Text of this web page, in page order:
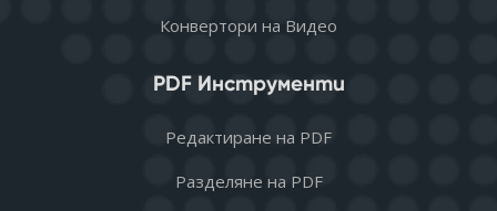
Конвертори на Видео
PDF Инструменти
Редактиране на PDF
Разделяне на PDF